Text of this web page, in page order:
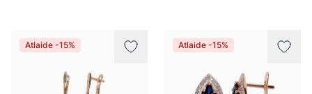
Atlaide -15% Atlaide -15%